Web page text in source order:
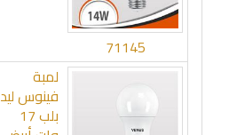
71145
لمبة
فينوس ليد
بلب 17